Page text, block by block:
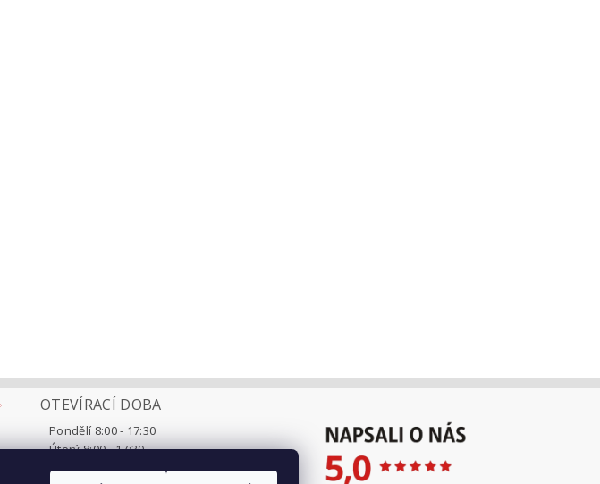
OTEVÍRACÍ DOBA
Pondělí 8:00 - 17:30
Úterý 8:00 - 17:30
Středa 8:00 - 17:30